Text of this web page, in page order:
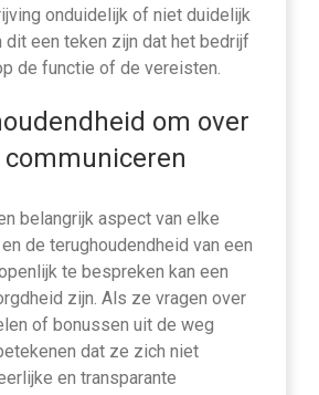
onduidelijk of niet duidelijk
dit een teken zijn dat het bedrijf
de functie of de vereisten.
om over
belangrijk aspect van elke
de terughoudendheid van een
te bespreken kan een
zijn. Als ze vragen over
of bonussen uit de weg
dat ze zich niet
en transparante